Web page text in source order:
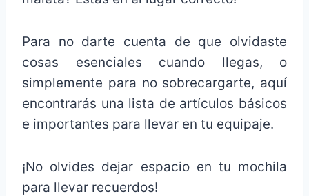
Para no darte cuenta de que olvidaste
cosas esenciales cuando llegas, o
simplemente para no sobrecargarte, aquí
encontrarás una lista de artículos básicos
e importantes para llevar en tu equipaje.
¡No olvides dejar espacio en tu mochila
para llevar recuerdos!